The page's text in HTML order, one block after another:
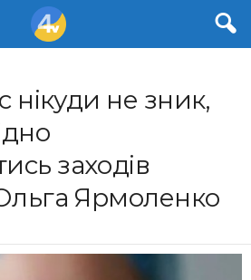
нікуди не зник,
заходів
Ярмоленко